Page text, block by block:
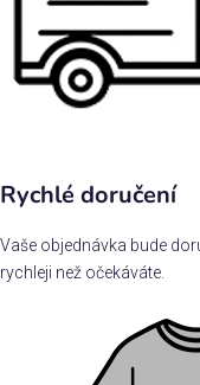
Rychlé doručení
Vaše objednávka bude
rychleji než očekáváte.